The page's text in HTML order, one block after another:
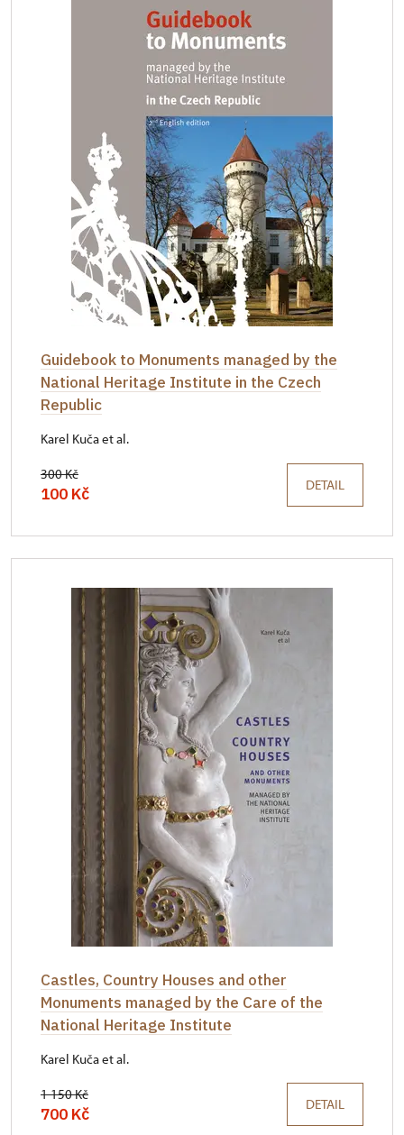
Guidebook to Monuments managed by the
National Heritage Institute in the Czech
Republic
Karel Kuča et al.
300 Kč
100 Kč DETAIL
Castles, Country Houses and other
Monuments managed by the Care of the
National Heritage Institute
Karel Kuča et al.
1 150 Kč
700 Kč DETAIL